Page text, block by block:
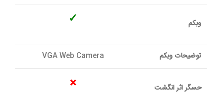
وبکم ✓
توضیحات وبکم VGA Web Camera
حسگر اثر انگشت ×